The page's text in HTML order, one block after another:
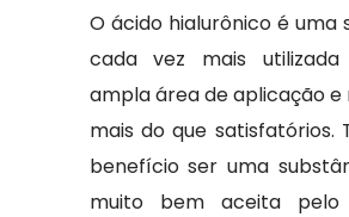
O ácido hialurônico é uma
cada vez mais
ampla área de aplicação e
mais do que satisfatórios.
benefício ser uma
muito bem aceita